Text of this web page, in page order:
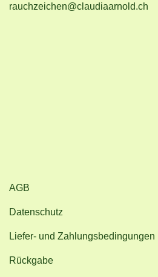
rauchzeichen@claudiaarnold.ch
AGB
Datenschutz
Liefer- und Zahlungsbedingungen
Rückgabe